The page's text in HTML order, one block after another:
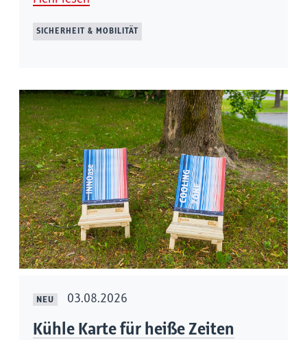
SICHERHEIT & MOBILITÄT
NEU 03.08.2026
Kühle Karte für heiße Zeiten